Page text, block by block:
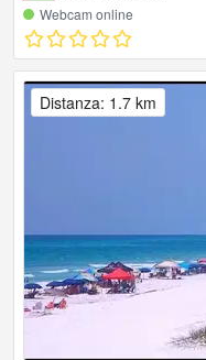
Webcam online
Distanza: 1.7 km